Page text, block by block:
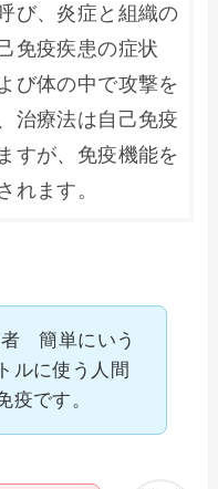
び、炎症と組織の
免疫疾患の症状
び体の中で攻撃を
治療法は自己免疫
すが、免疫機能を
れます。
簡単にいう
ルに使う人間
疫です。